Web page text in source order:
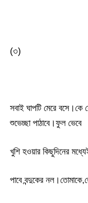
(৩)
সবাই ঘাপটি মেরে
শুভেচ্ছা পাঠাবে।ফুল ভেবে
খুশি হওয়ার কিছুদিনের
পাবে বন্দুকের